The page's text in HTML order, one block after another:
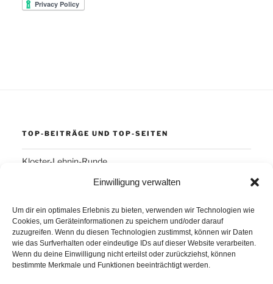
Einwilligung verwalten
Um dir ein optimales Erlebnis zu bieten, verwenden wir Technologien wie
Cookies, um Geräteinformationen zu speichern und/oder darauf
zuzugreifen. Wenn du diesen Technologien zustimmst, können wir Daten
wie das Surfverhalten oder eindeutige IDs auf dieser Website verarbeiten.
Wenn du deine Einwilligung nicht erteilst oder zurückziehst, können
bestimmte Merkmale und Funktionen beeinträchtigt werden.
TOP-BEITRÄGE UND TOP-SEITEN
Kloster-Lehnin-Runde
Arber Daum Ergo 8i ErgoPlanet Frühsport
Havanna Kuba Laufen Los Angeles